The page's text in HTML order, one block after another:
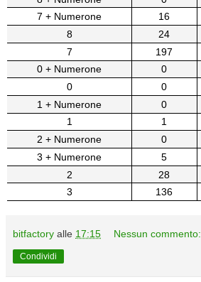
7 + Numerone
16
8
24
7
197
0 + Numerone
0
0
0
1 + Numerone
0
1
1
2 + Numerone
0
3 + Numerone
5
2
28
3
136
bitfactory alle 17:15 Nessun commento:
Condividi